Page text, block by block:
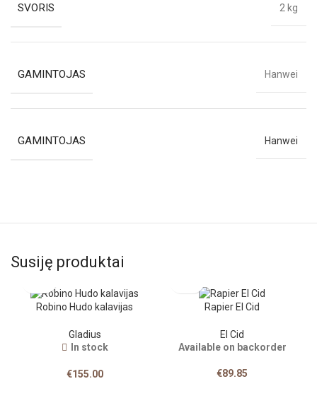
SVORIS 2 kg
GAMINTOJAS Hanwei
GAMINTOJAS Hanwei
Susiję produktai
Robino Hudo kalavijas
Gladius
In stock
€155.00
Rapier El Cid
El Cid
Available on backorder
€89.85